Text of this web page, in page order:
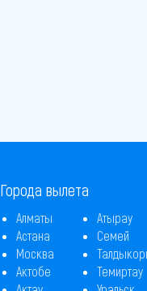
Города вылета
Алматы
Астана
Москва
Актобе
Атырау
Семей
Темиртау